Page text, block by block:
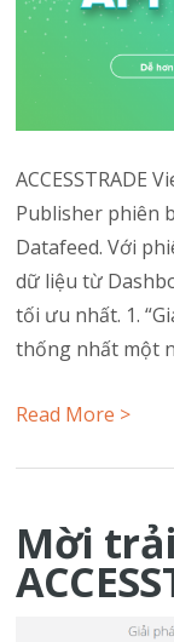
ACCESSTRADE
Publisher phiên
Datafeed. Với
dữ liệu từ
tối ưu nhất. 1.
thống nhất một
Read More >
Mời